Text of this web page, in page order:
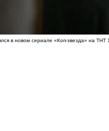
в новом сериале «Коп-звезда» на ТНТ